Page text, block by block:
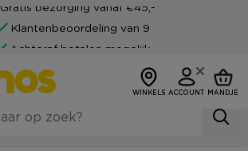
Gratis bezorging vanaf €45,-*
Klantenbeoordeling van 9
Achteraf betalen mogelijk
WINKELS ACCOUNT MANDJE